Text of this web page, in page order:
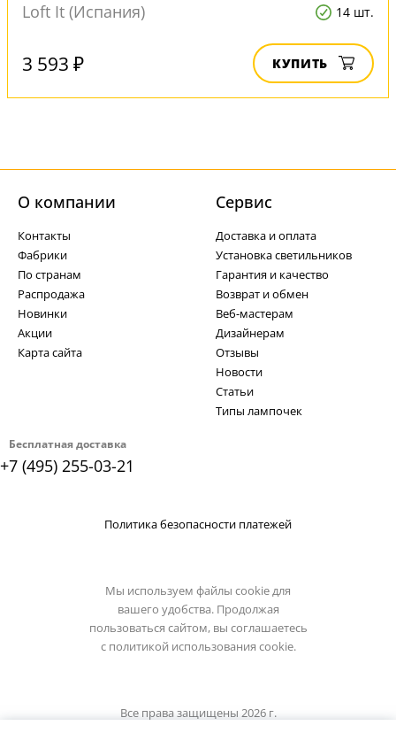
Loft It (Испания) 14 шт.
3 593 ₽ КУПИТЬ
Бесплатная доставка
+7 (495) 255-03-21
О компании
Контакты
Фабрики
По странам
Распродажа
Новинки
Акции
Карта сайта
Cервис
Доставка и оплата
Установка светильников
Гарантия и качество
Возврат и обмен
Веб-мастерам
Дизайнерам
Отзывы
Новости
Статьи
Типы лампочек
Политика безопасности платежей
Мы используем файлы cookie для
вашего удобства. Продолжая
пользоваться сайтом, вы соглашаетесь
с политикой использования cookie.
Все права защищены 2026 г.